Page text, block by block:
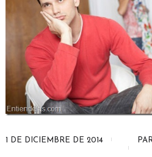
1 DE DICIEMBRE DE 2014